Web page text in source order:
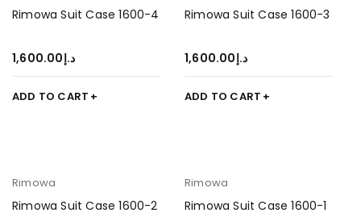
Rimowa Suit Case 1600-4
د.إ1,600.00
ADD TO CART
Rimowa Suit Case 1600-3
د.إ1,600.00
ADD TO CART
Rimowa
Rimowa Suit Case 1600-2
Rimowa
Rimowa Suit Case 1600-1